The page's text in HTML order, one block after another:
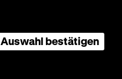
Auswahl bestätigen